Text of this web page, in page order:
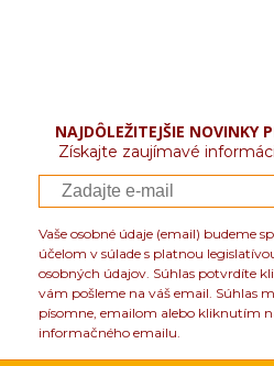
NAJDÔLEŽITEJŠIE NOVINKY
Získajte zaujímavé
Vaše osobné údaje (email) budeme
účelom v súlade s platnou
osobných údajov. Súhlas potvrdíte
vám pošleme na váš email. Súhlas
písomne, emailom alebo kliknutím
informačného emailu.